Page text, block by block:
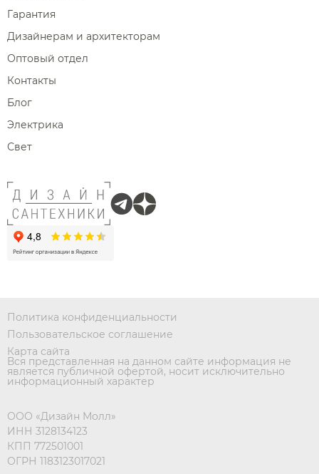
Гарантия
Дизайнерам и архитекторам
Оптовый отдел
Контакты
Блог
Электрика
Свет
Политика конфиденциальности
Пользовательское соглашение
Карта сайта
Вся представленная на данном сайте информация не
является публичной офертой, носит исключительно
информационный характер
ООО «Дизайн Молл»
ИНН 3128134123
КПП 772501001
ОГРН 1183123017021